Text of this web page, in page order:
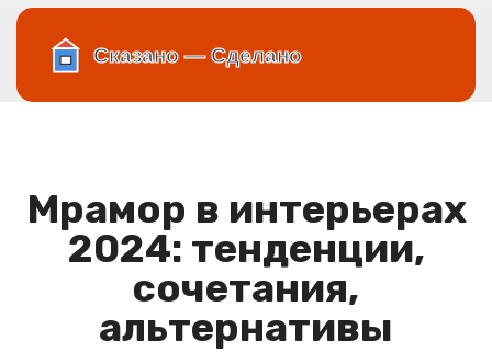
Мрамор в интерьерах
2024: тенденции,
сочетания,
альтернативы